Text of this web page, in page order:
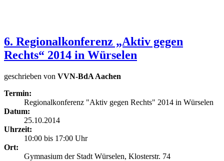
6. Regionalkonferenz „Aktiv gegen
Rechts“ 2014 in Würselen
geschrieben von VVN-BdA Aachen
Termin:
Regionalkonferenz "Aktiv gegen Rechts" 2014 in Würselen
Datum:
25.10.2014
Uhrzeit:
10:00 bis 17:00 Uhr
Ort:
Gymnasium der Stadt Würselen, Klosterstr. 74